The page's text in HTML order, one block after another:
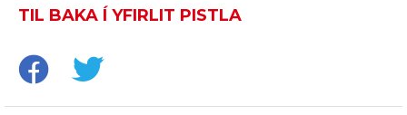
TIL BAKA Í YFIRLIT PISTLA